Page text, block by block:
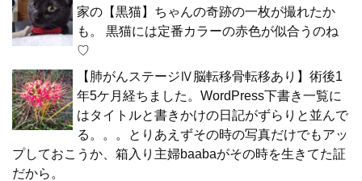
家の【黒猫】ちゃんの奇跡の一枚が撮れたか
も。 黒猫には定番カラーの赤色が似合うのね
♡
【肺がんステージⅣ脳転移骨転移あり】術後1
年5ケ月経ちました。WordPress下書き一覧に
はタイトルと書きかけの日記がずらりと並んで
る。。。とりあえずその時の写真だけでもアッ
プしておこうか、箱入り主婦baabaがその時を生きてた証
だから。